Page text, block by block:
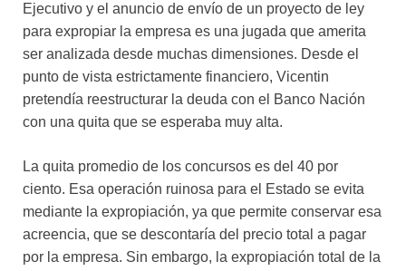
Ejecutivo y el anuncio de envío de un proyecto de ley
para expropiar la empresa es una jugada que amerita
ser analizada desde muchas dimensiones. Desde el
punto de vista estrictamente financiero, Vicentin
pretendía reestructurar la deuda con el Banco Nación
con una quita que se esperaba muy alta.
La quita promedio de los concursos es del 40 por
ciento. Esa operación ruinosa para el Estado se evita
mediante la expropiación, ya que permite conservar esa
acreencia, que se descontaría del precio total a pagar
por la empresa. Sin embargo, la expropiación total de la